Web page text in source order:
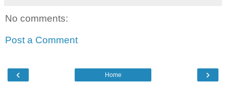
No comments:
Post a Comment
‹ ›
Home